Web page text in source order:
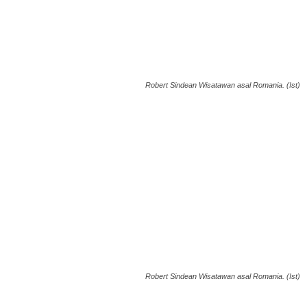
Robert Sindean Wisatawan asal Romania. (Ist)
Robert Sindean Wisatawan asal Romania. (Ist)